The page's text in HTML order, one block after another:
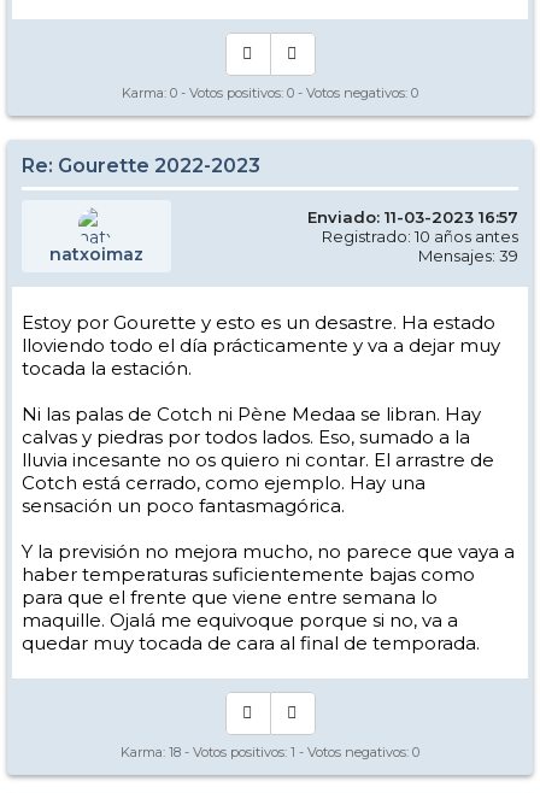
Karma: 0 - Votos positivos: 0 - Votos negativos: 0
Re: Gourette 2022-2023
natxoimaz
Enviado: 11-03-2023 16:57
Registrado: 10 años antes
Mensajes: 39
Estoy por Gourette y esto es un desastre. Ha estado
lloviendo todo el día prácticamente y va a dejar muy
tocada la estación.
Ni las palas de Cotch ni Pène Medaa se libran. Hay
calvas y piedras por todos lados. Eso, sumado a la
lluvia incesante no os quiero ni contar. El arrastre de
Cotch está cerrado, como ejemplo. Hay una
sensación un poco fantasmagórica.
Y la previsión no mejora mucho, no parece que vaya a
haber temperaturas suficientemente bajas como
para que el frente que viene entre semana lo
maquille. Ojalá me equivoque porque si no, va a
quedar muy tocada de cara al final de temporada.
Karma: 18 - Votos positivos: 1 - Votos negativos: 0